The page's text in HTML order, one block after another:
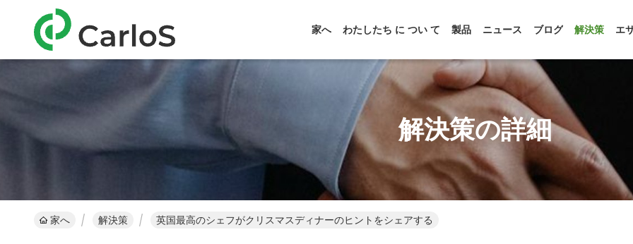
家へ わたしたち に つい て 製品 ニュース ブログ 解決策 エ
解決策の詳細
家へ 解決策 英国最高のシェフがクリスマスディナーのヒントをシェアする